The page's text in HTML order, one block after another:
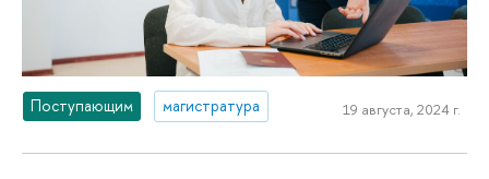
Поступающим магистратура 19 августа, 2024 г.